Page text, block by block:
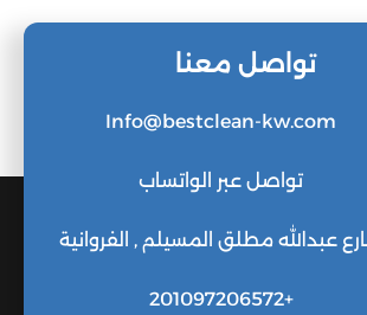
تواصل معنا
Info@bestclean-kw.com
تواصل عبر الواتساب
عبدالله مطلق المسيلم , الفروانية